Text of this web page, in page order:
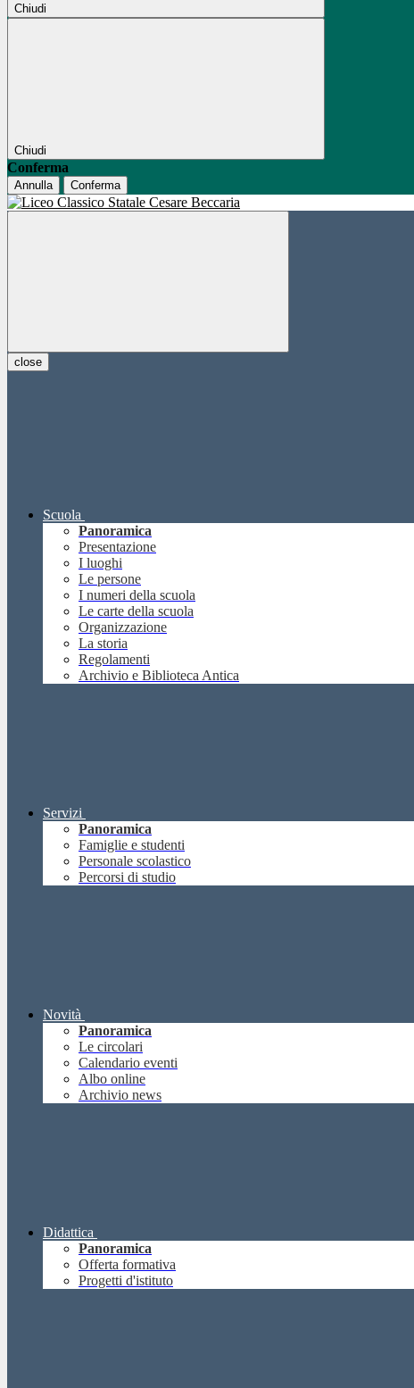
Chiudi
Chiudi
Conferma
Annulla Conferma
close
Scuola
Panoramica
Presentazione
I luoghi
Le persone
I numeri della scuola
Le carte della scuola
Organizzazione
La storia
Regolamenti
Archivio e Biblioteca Antica
Servizi
Panoramica
Famiglie e studenti
Personale scolastico
Percorsi di studio
Novità
Panoramica
Le circolari
Calendario eventi
Albo online
Archivio news
Didattica
Panoramica
Offerta formativa
Progetti d'istituto